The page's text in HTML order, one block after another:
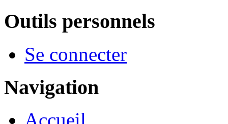
Outils personnels
Se connecter
Navigation